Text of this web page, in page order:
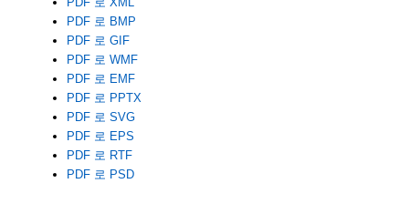
PDF 로 BMP
PDF 로 GIF
PDF 로 WMF
PDF 로 EMF
PDF 로 PPTX
PDF 로 SVG
PDF 로 EPS
PDF 로 RTF
PDF 로 PSD